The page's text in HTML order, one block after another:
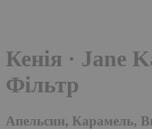
Кенія · Jane
Фільтр
Апельсин, Карамель,